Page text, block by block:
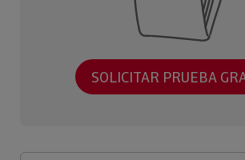
SOLICITAR PRUEBA